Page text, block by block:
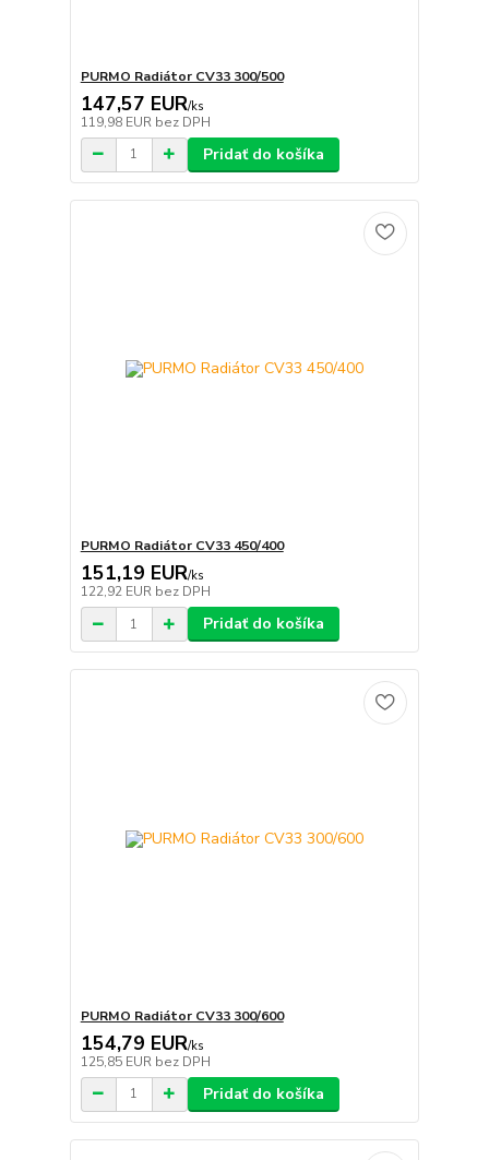
PURMO Radiátor CV33 300/500
147,57 EUR/ks
119,98 EUR bez DPH
Pridať do košíka
PURMO Radiátor CV33 450/400
151,19 EUR/ks
122,92 EUR bez DPH
Pridať do košíka
PURMO Radiátor CV33 300/600
154,79 EUR/ks
125,85 EUR bez DPH
Pridať do košíka